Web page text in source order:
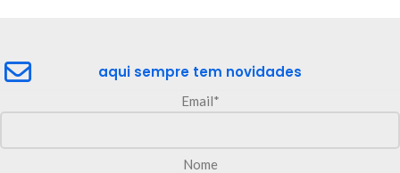
aqui sempre tem novidades
Email*
Nome